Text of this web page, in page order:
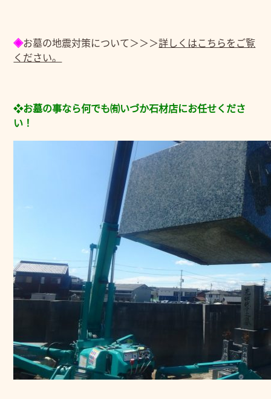
◈お墓の地震対策について＞＞＞詳しくはこちらをご覧
ください。
❖お墓の事なら何でも㈲いづか石材店にお任せくださ
い！